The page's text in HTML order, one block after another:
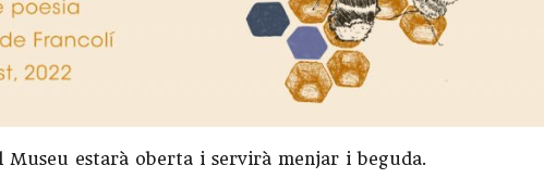
Museu estarà oberta i servirà menjar i beguda.